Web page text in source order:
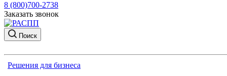
8 (800)700-2738
Заказать звонок
Поиск
Решения для бизнеса